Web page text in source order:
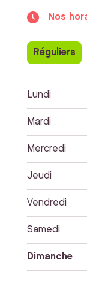
Nos
Réguliers
Lundi
Mardi
Mercredi
Jeudi
Vendredi
Samedi
Dimanche